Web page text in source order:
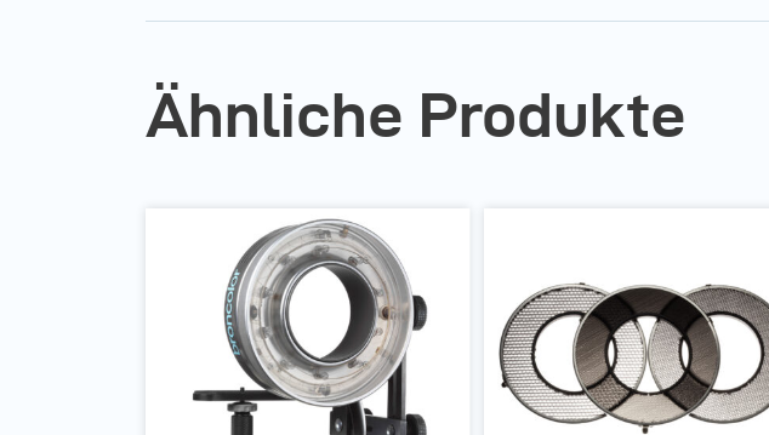
Ähnliche Produkte